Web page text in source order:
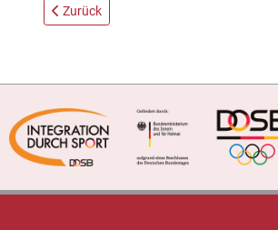
Vorheriger Beitrag: Stadtradeln im
Zurück